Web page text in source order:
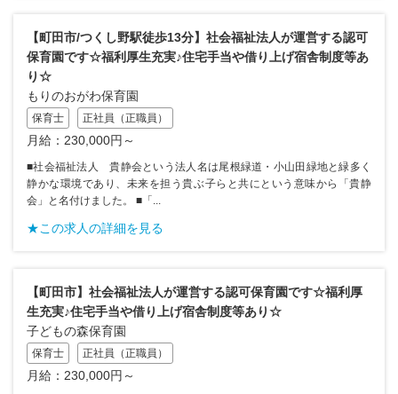
【町田市/つくし野駅徒歩13分】社会福祉法人が運営する認可
保育園です☆福利厚生充実♪住宅手当や借り上げ宿舎制度等あ
り☆
もりのおがわ保育園
保育士 正社員（正職員）
月給：230,000円～
■社会福祉法人 貴静会という法人名は尾根緑道・小山田緑地と緑多く
静かな環境であり、未来を担う貴ぶ子らと共にという意味から「貴静
会」と名付けました。 ■「...
★この求人の詳細を見る
【町田市】社会福祉法人が運営する認可保育園です☆福利厚
生充実♪住宅手当や借り上げ宿舎制度等あり☆
子どもの森保育園
保育士 正社員（正職員）
月給：230,000円～